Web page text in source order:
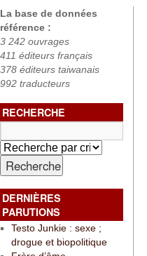
La base de données
référence :
3 242 ouvrages
411 éditeurs français
378 éditeurs taiwanais
992 traducteurs
RECHERCHE
DERNIÈRES
PARUTIONS
Testo Junkie : sexe ;
drogue et biopolitique